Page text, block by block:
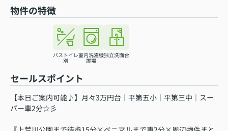
物件の特徴
バストイレ
別
室内洗濯機
置場
独立洗面台
セールスポイント
【本日ご案内可能♪】月々3万円台｜平第五小｜平第三中｜スー
パー車2分☆彡